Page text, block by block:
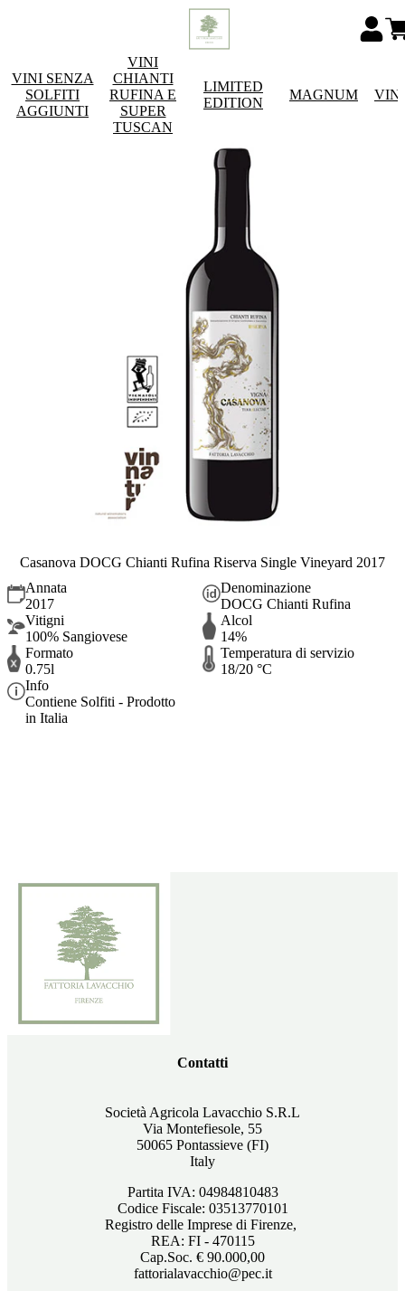
VINI SENZA
SOLFITI
AGGIUNTI
VINI
CHIANTI
RUFINA E
SUPER
TUSCAN
LIMITED
EDITION
MAGNUM
Casanova DOCG Chianti Rufina Riserva Single Vineyard 2017
Annata
2017
Denominazione
DOCG Chianti Rufina
Vitigni
100% Sangiovese
Alcol
14%
Formato
0.75l
Temperatura di servizio
18/20 °C
Info
Contiene Solfiti - Prodotto
in Italia
Contatti
Società Agricola Lavacchio S.R.L
Via Montefiesole, 55
50065 Pontassieve (FI)
Italy
Partita IVA: 04984810483
Codice Fiscale: 03513770101
Registro delle Imprese di Firenze,
REA: FI - 470115
Cap.Soc. € 90.000,00
fattorialavacchio@pec.it